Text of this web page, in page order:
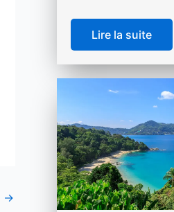
→
Lire la suite